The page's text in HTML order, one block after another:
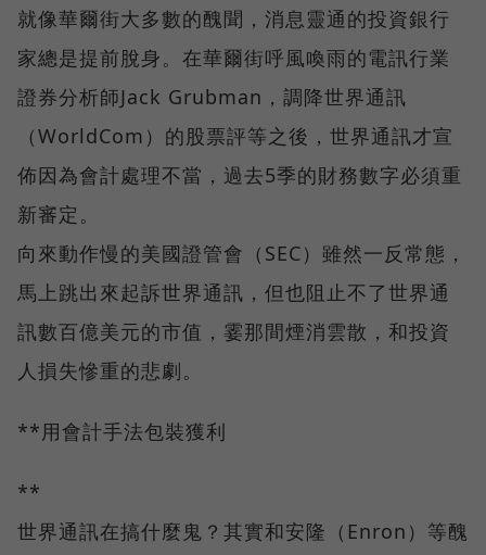
就像華爾街大多數的醜聞，消息靈通的投資銀行
家總是提前脫身。在華爾街呼風喚雨的電訊行業
證券分析師Jack Grubman，調降世界通訊
（WorldCom）的股票評等之後，世界通訊才宣
佈因為會計處理不當，過去5季的財務數字必須重
新審定。
向來動作慢的美國證管會（SEC）雖然一反常態，
馬上跳出來起訴世界通訊，但也阻止不了世界通
訊數百億美元的市值，霎那間煙消雲散，和投資
人損失慘重的悲劇。
**用會計手法包裝獲利
**
世界通訊在搞什麼鬼？其實和安隆（Enron）等醜